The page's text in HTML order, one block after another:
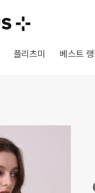
플리츠미 베스트